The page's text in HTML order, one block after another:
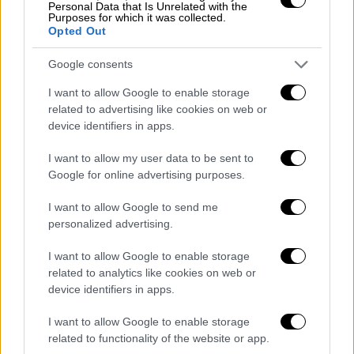
Personal Data that Is Unrelated with the
Purposes for which it was collected.
Opted Out
Google consents
I want to allow Google to enable storage
related to advertising like cookies on web or
device identifiers in apps.
I want to allow my user data to be sent to
Google for online advertising purposes.
I want to allow Google to send me
personalized advertising.
I want to allow Google to enable storage
related to analytics like cookies on web or
device identifiers in apps.
I want to allow Google to enable storage
related to functionality of the website or app.
Ελένη. Για μια περίοδο ο συνθέτης αποζητεί
μια πιο ιδιωτική ζωή με την οικογένειά του,
ενώ ξεκινά η προετοιμασία του για το
άνοιγμα ενός νέου κεφαλαίου στη μουσική
του: στον κορμό των νέων συνθέσεών του
εμφανίζονται μελωδικά ξεσπάσματα
στηριγμένα στην εκτεταμένη
πολυτονικότητα της αρμονικής του δομής –
καρποί της φαντασίας του–, που
ανεξάντλητης ζωτικότητας.
Από τις συνθέσεις αυτής της
περιόδου σημειώνουμε έργα μουσικής
δωματίου, τέσσερα κουαρτέτα, δύο σονάτες,
πέντε κομμάτια για βιολί και πιάνο. Από τα
έργα ενόργανης μουσικής, το Κονσέρτο-